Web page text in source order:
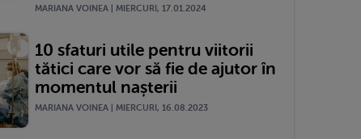
MARIANA VOINEA | MIERCURI, 17.01.2024
10 sfaturi utile pentru viitorii
tătici care vor să fie de ajutor în
momentul nașterii
MARIANA VOINEA | MIERCURI, 16.08.2023